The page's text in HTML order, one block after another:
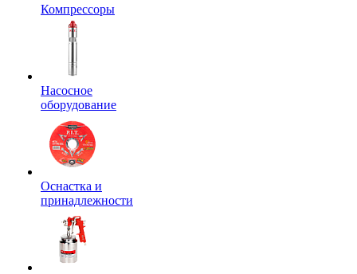
Компрессоры
Насосное
оборудование
Оснастка и
принадлежности